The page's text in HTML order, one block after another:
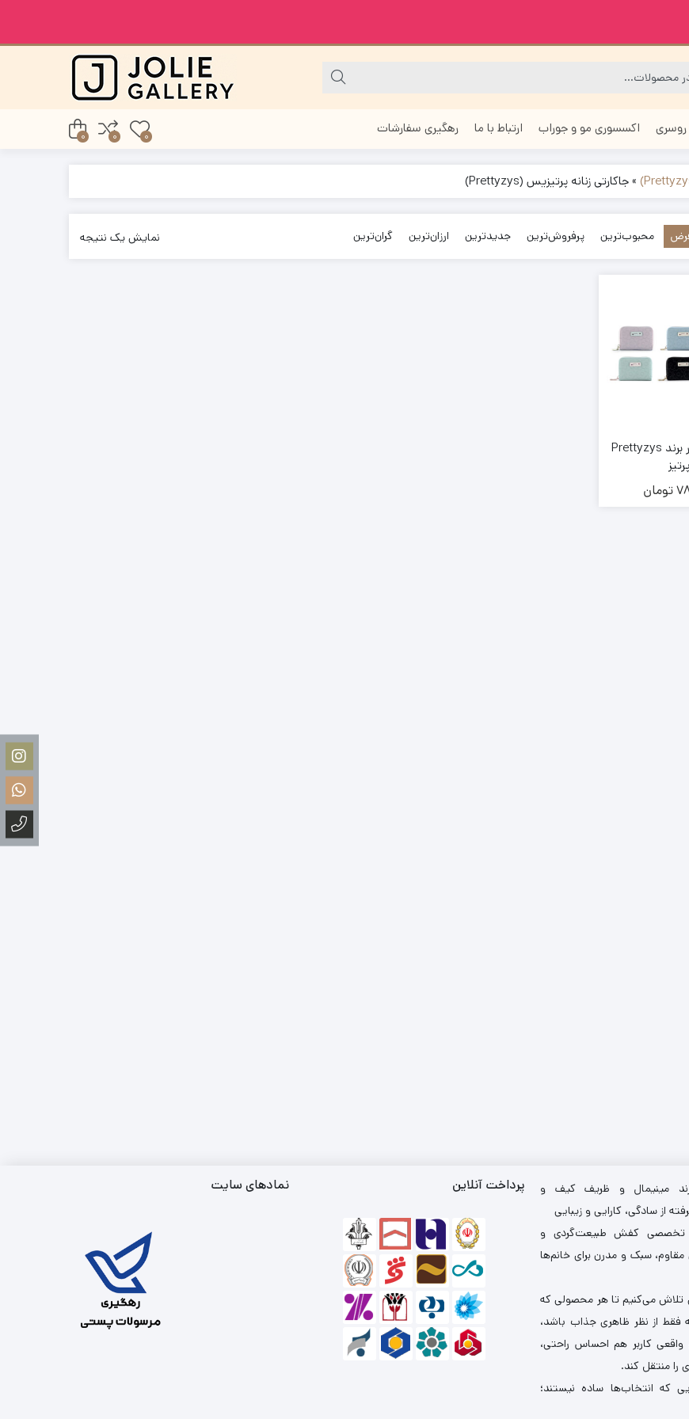
اکسسوری مو و جوراب ارتباط با ما رهگیری سفارشات
0
0
0
»جاکارتی زنانه پرتیزیس (Prettyzys)
محبوب‌ترین پرفروش‌ترین جدیدترین ارزان‌ترین گران‌ترین نمایش یک نتیجه
جاکارتی فلاور برند Prettyzys
پرتیز
تومان
مینیمال و ظریف کیف و
از سادگی، کارایی و زیبایی
تخصصی کفش طبیعت‌گردی و
سبک و مدرن برای خانم‌ها
تلاش می‌کنیم تا هر محصولی که
فقط از نظر ظاهری جذاب باشد،
واقعی کاربر هم احساس راحتی،
را منتقل کند.
که انتخاب‌ها ساده نیستند؛
پرداخت آنلاین نمادهای سایت